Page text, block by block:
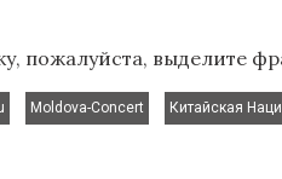
пожалуйста, выделите
Moldova-Concert
Китайская